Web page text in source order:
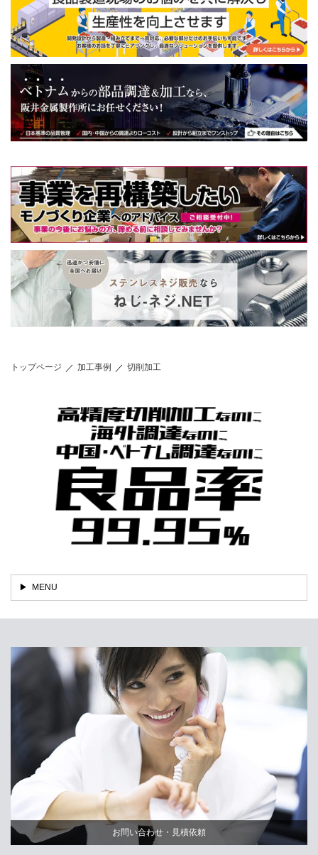
トップページ 加工事例 切削加工
MENU
お問い合わせ・見積依頼